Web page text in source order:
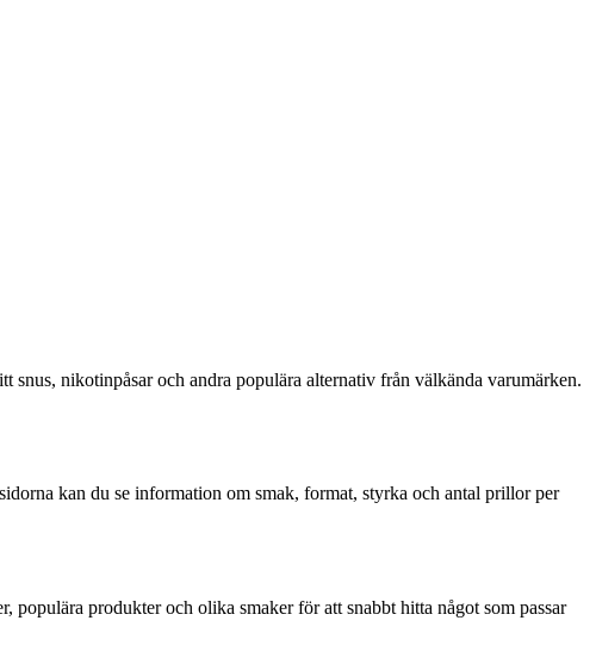
nikotinpåsar och andra populära alternativ från välkända varumärken.
kan du se information om smak, format, styrka och antal prillor per
produkter och olika smaker för att snabbt hitta något som passar